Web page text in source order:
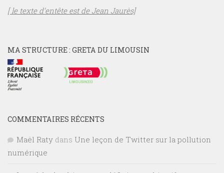
[ le texte d’entête est de Jean Jaurès]
MA STRUCTURE : GRETA DU LIMOUSIN
COMMENTAIRES RÉCENTS
Maël Raty dans Une leçon de Twitter sur la pollution
numérique